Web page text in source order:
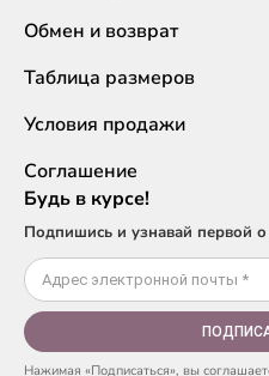
Обмен и возврат
Таблица размеров
Условия продажи
Соглашение
Будь в курсе!
Подпишись и узнавай первой
Нажимая «Подписаться», вы